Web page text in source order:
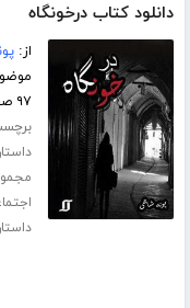
دانلود کتاب درخونگاه
از:
۹۷ صفحه